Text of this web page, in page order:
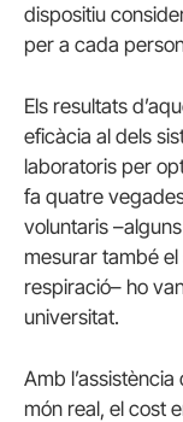
dispositiu
per a cada
Els resultats
eficàcia al dels
laboratoris per
fa quatre
voluntaris
mesurar també el
respiració– ho
universitat.
Amb
món real, el cost